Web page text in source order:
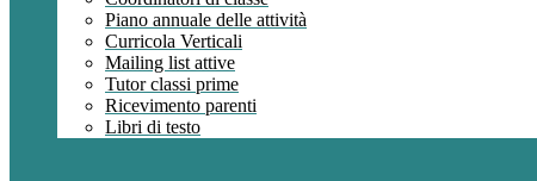
Piano annuale delle attività
Curricola Verticali
Mailing list attive
Tutor classi prime
Ricevimento parenti
Libri di testo